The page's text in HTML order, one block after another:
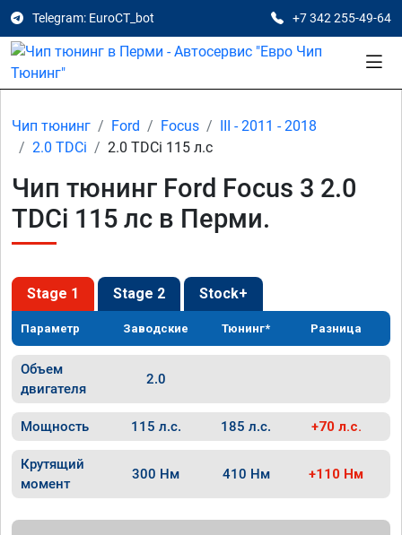
Telegram: EuroCT_bot +7 342 255-49-64
Чип тюнинг Ford Focus
III - 2011 - 2018
2.0 TDCi
2.0 TDCi 115 л.с
Чип тюнинг Ford Focus 3 2.0
TDCi 115 лс в Перми.
Stage 1 Stage 2 Stock+
Параметр Заводские Тюнинг* Разница
Объем
двигателя
2.0
Мощность 115 л.с. 185 л.с. +70 л.с.
Крутящий
момент
300 Нм 410 Нм +110 Нм